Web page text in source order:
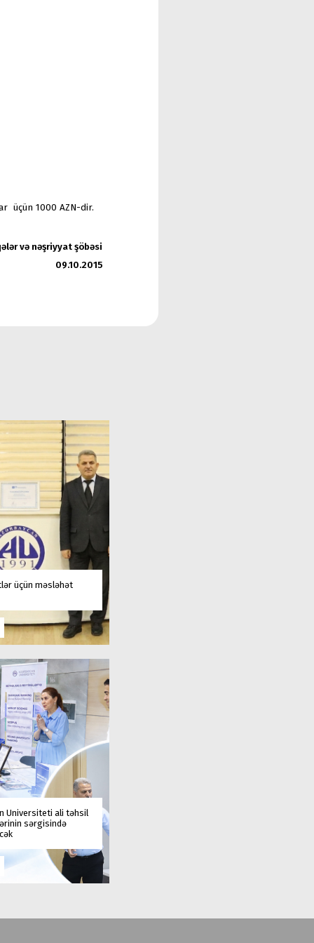
üçün 1000 AZN-dir.
və nəşriyyat şöbəsi
09.10.2015
üçün məsləhət
Universiteti ali təhsil
sərgisində